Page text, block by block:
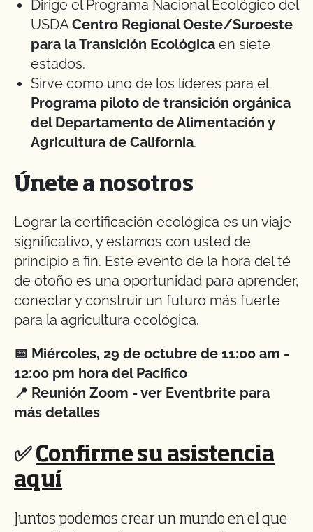
Dirige el Programa Nacional Ecológico del
USDACentro Regional Oeste/Suroeste
para la Transición Ecológica en siete
estados.
Sirve como uno de los líderes para el
Programa piloto de transición orgánica
del Departamento de Alimentación y
Agricultura de California.
Únete a nosotros
Lograr la certificación ecológica es un viaje
significativo, y estamos con usted de
principio a fin. Este evento de la hora del té
de otoño es una oportunidad para aprender,
conectar y construir un futuro más fuerte
para la agricultura ecológica.
📅 Miércoles, 29 de octubre de 11:00 am -
12:00 pm hora del Pacífico
📍 Reunión Zoom - ver Eventbrite para
más detalles
✅ Confirme su asistencia
aquí
Juntos podemos crear un mundo en el que